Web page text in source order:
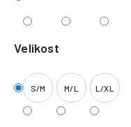
Velikost
S/M M/L L/XL